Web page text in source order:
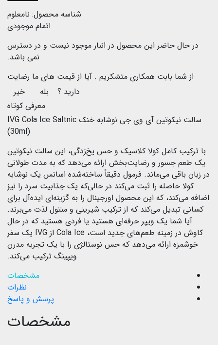
شناسه محصول: نامعلوم
اتمام موجودی
در حال حاضر این محصول در انبار موجود نیست و در دسترس
نمی باشد.
از شما بابت همکاری متشکریم . آیا از قیمت های ما رضایت
دارید ؟
بله
خیر
معرفی کوتاه
سالت نیکوتین آی وی جی نوشابه خنک IVG Cola Ice Saltnic
(30ml)
با ترکیب کامل کولا کلاسیک و حس یخ‌زدگی، این سالت نیکوتین
یک طعم جسور و رضایت‌بخش ارائه می‌دهد که به مدت طولانی
در زبان باقی می‌ماند. فرمول دقیقاً ساخته‌شده اسانس یک نوشابه
کولا حاصله را ثبت می‌کند در حالی‌که یک جذابیت سرد را نیز
اضافه می‌کند، که این محصول اورجینال را به گزینه‌ای ایده‌آل برای
کسانی تبدیل می‌کند که از ترکیب شیرینی و منتول لذت می‌برند.
آیا شما یک ویپر حرفه‌ای هستید یا فردی هستید که در حال
کاوش در زمینه طعم‌های جدید است، Cola Ice از IVG یک سفر
خوشمزه ارائه می‌دهد که حس نوستالژی را با یک تجربه مدرن
ویپینگ ترکیب می‌کند.
مشخصات
نظرات
پرسش و پاسخ
مشخصات